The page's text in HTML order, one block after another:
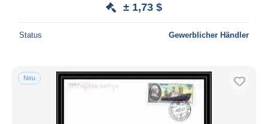
± 1,73 $
Status Gewerblicher Händler
Neu